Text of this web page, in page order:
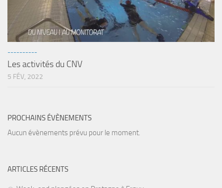
----------
Les activités du CNV
5 FÉV, 2022
PROCHAINS ÉVÈNEMENTS
Aucun évènements prévu pour le moment.
ARTICLES RÉCENTS